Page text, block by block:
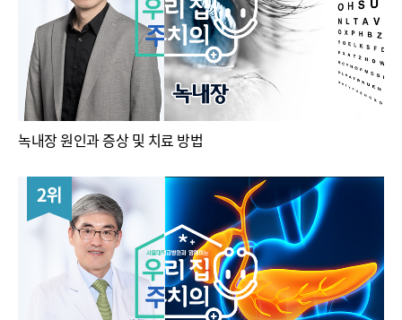
녹내장 원인과 증상 및 치료 방법
2위